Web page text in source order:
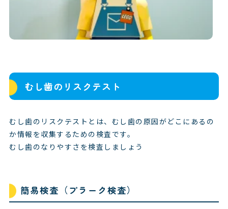
むし歯のリスクテスト
むし歯のリスクテストとは、むし歯の原因がどこにあるの
か情報を収集するための検査です。
むし歯のなりやすさを検査しましょう
簡易検査（プラーク検査）